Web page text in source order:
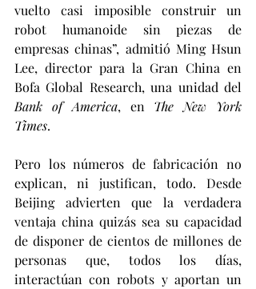
vuelto casi imposible construir un
robot humanoide sin piezas de
empresas chinas”, admitió Ming Hsun
Lee, director para la Gran China en
Bank of America, en The New York
Times.
Pero los números de fabricación no
explican, ni justifican, todo. Desde
Beijing advierten que la verdadera
ventaja china quizás sea su capacidad
de disponer de cientos de millones de
personas que, todos los días,
interactúan con robots y aportan un